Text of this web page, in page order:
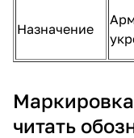
Назначение
читать